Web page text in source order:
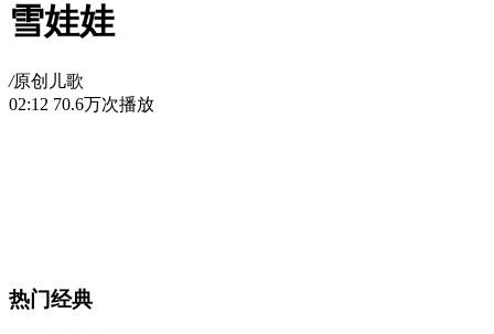
雪娃娃
/原创儿歌
02:12 70.6万次播放
热门经典